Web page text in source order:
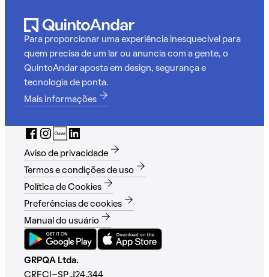
Para proporcionar uma experiência inesquecível para
quem precisa de um lar ou anuncia com a gente, o
QuintoAndar aposta em design, segurança e
tecnologia de ponta.
Mais informações
Aviso de privacidade
Termos e condições de uso
Política de Cookies
Preferências de cookies
Manual do usuário
GRPQA Ltda.